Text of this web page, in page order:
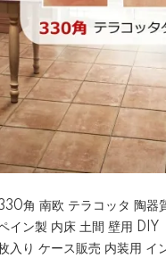
角 南欧 テラコッタ 陶器
イン製 内床 土間 壁用 DIY
入り ケース販売 内装用 イ